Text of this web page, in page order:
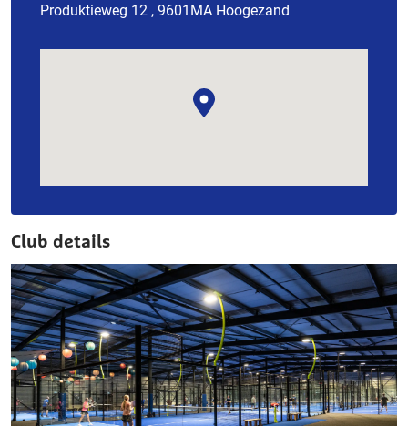
Produktieweg 12 , 9601MA Hoogezand
Club details